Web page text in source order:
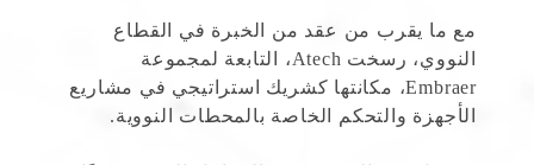
مع ما يقرب من عقد من الخبرة في القطاع
النووي، رسخت Atech، التابعة لمجموعة
Embraer، مكانتها كشريك استراتيجي في مشاريع
الأجهزة والتحكم الخاصة بالمحطات النووية.